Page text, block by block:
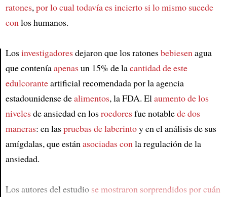
ratones, por lo cual todavía es incierto si lo mismo sucede
con los humanos.
Losinvestigadoresdejaron que los ratonesbebiesen agua
que conteníaapenasun 15% de lacantidad de este
edulcoranteartificial recomendada por la agencia
estadounidense dealimentos, la FDA. El aumento de los
nivelesde ansiedad en losroedoresfue notablede dos
maneras: en laspruebas de laberintoy en el análisis de sus
amígdalas, que están asociadas con la regulación de la
ansiedad.
Los autores del estudio se mostraron sorprendidos porcuán